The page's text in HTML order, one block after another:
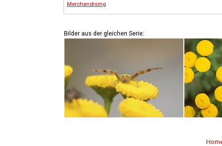
Merchandising
Bilder aus der gleichen Serie: